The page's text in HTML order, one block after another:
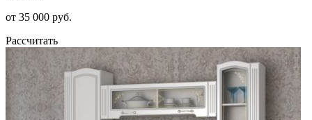
от 35 000 руб.
Рассчитать